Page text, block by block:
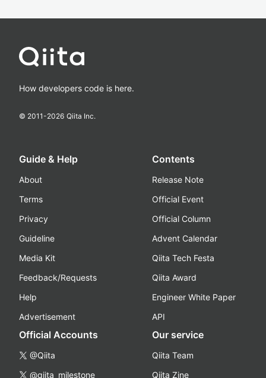
How developers code is here.
© 2011-2026 Qiita Inc.
Guide & Help
About
Terms
Privacy
Guideline
Media Kit
Feedback/Requests
Help
Advertisement
Contents
Release Note
Official Event
Official Column
Advent Calendar
Qiita Tech Festa
Qiita Award
Engineer White Paper
API
Official Accounts
@Qiita
@qiita_milestone
Our service
Qiita Team
Qiita Zine